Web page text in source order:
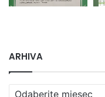
ARHIVA
ARHIVA